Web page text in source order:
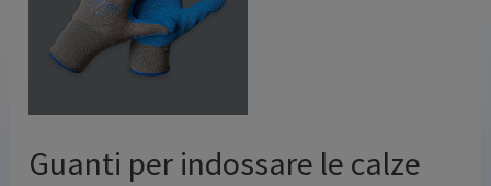
Guanti per indossare le calze